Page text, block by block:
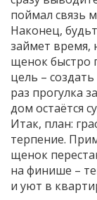
поймал связь
Наконец,
займет время,
щенок быстро
цель –
раз прогулка
дом остаётся
Итак, план:
терпение.
щенок
на финише –
и уют в